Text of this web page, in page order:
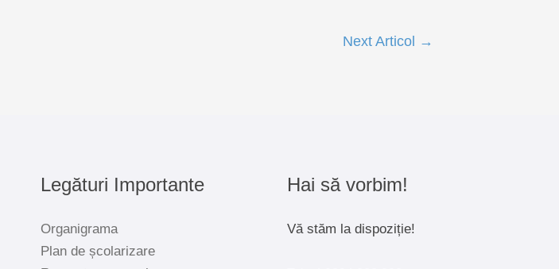
Next Articol →
Legături Importante
Organigrama
Plan de școlarizare
Hai să vorbim!
Vă stăm la dispoziție!